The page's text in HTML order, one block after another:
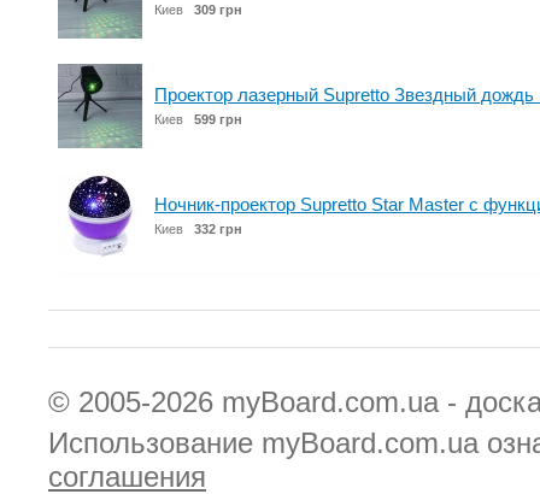
Киев 309 грн
Проектор лазерный Supretto Звездный дождь
Киев 599 грн
Ночник-проектор Supretto Star Master с
Киев 332 грн
© 2005-2026 myBoard.com.ua -
Использование myBoard.com.ua
соглашения